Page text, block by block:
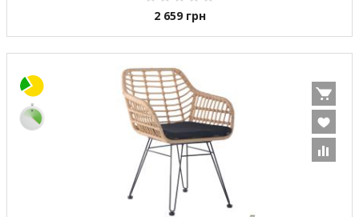
2 659 грн